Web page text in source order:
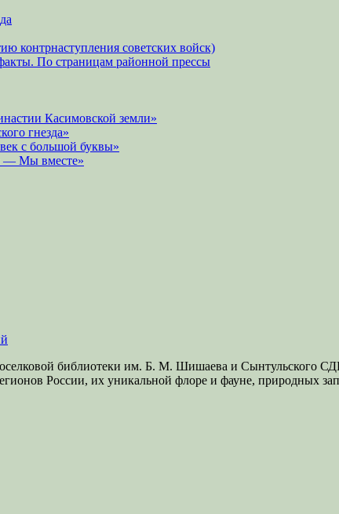
контрнаступления советских войск)
По страницам районной прессы
Касимовской земли»
гнезда»
с большой буквы»
— Мы вместе»
библиотеки им. Б. М. Шишаева и Сынтульского
России, их уникальной флоре и фауне, природных